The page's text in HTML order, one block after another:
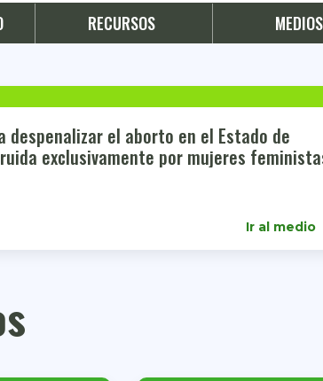
RECURSOS MEDIOS
despenalizar el aborto en el Estado de
México, construida exclusivamente por mujeres
Ir al medio